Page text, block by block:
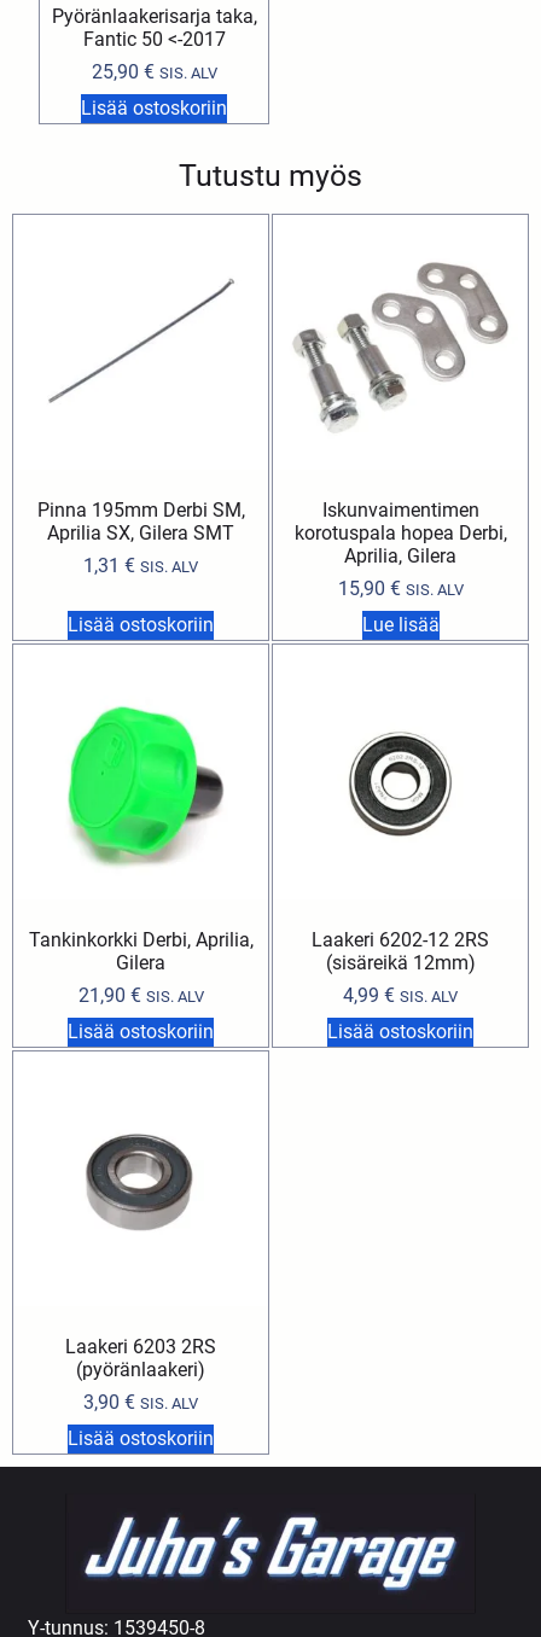
Pyöränlaakerisarja taka,
Fantic 50 <-2017
25,90 € SIS. ALV
Lisää ostoskoriin
Tutustu myös
Pinna 195mm Derbi SM,
Aprilia SX, Gilera SMT
1,31 € SIS. ALV
Lisää ostoskoriin
Iskunvaimentimen
korotuspala hopea Derbi,
Aprilia, Gilera
15,90 € SIS. ALV
Lue lisää
Tankinkorkki Derbi, Aprilia,
Gilera
21,90 € SIS. ALV
Lisää ostoskoriin
Laakeri 6202-12 2RS
(sisäreikä 12mm)
4,99 € SIS. ALV
Lisää ostoskoriin
Laakeri 6203 2RS
(pyöränlaakeri)
3,90 € SIS. ALV
Lisää ostoskoriin
Y-tunnus: 1539450-8